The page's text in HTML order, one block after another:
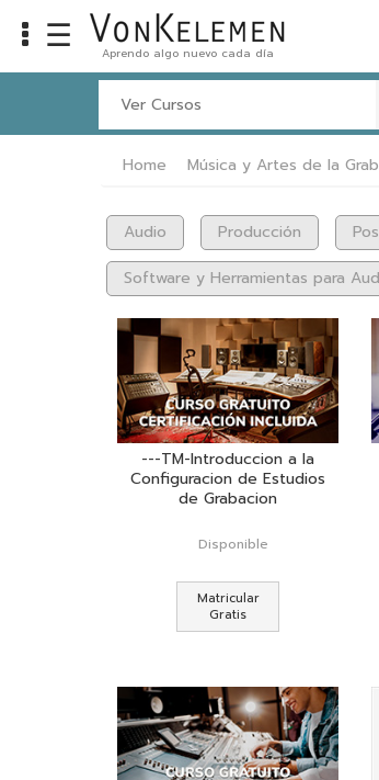
Info
☰ Aprendo algo nuevo cada día
Ver Cursos
Home Música y Artes de la
Audio Producción
Software y Herramientas para
---TM-Introduccion a la
Configuracion de Estudios
de Grabacion
Disponible
Matricular
Gratis